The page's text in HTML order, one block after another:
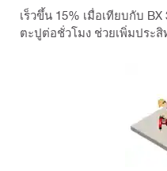
เร็วขึ้น 15% เมื่อเทียบกับ
ตะปูต่อชั่วโมง ช่วยเพิ่มประ